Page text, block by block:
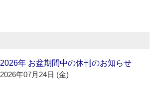
2026年 お盆期間中の休刊のお知らせ
2026年07月24日 (金)